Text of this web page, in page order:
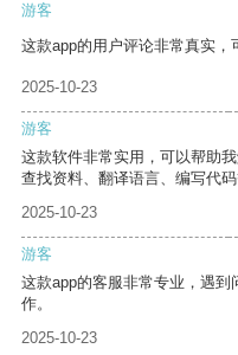
游客
这款app的用户评论非常真实，
2025-10-23
游客
这款软件非常实用，可以帮助
查找资料、翻译语言、编写代码
2025-10-23
游客
这款app的客服非常专业，遇
作。
2025-10-23